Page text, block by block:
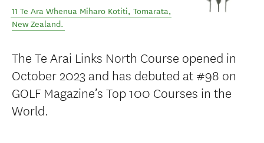
11 Te Ara Whenua Miharo Kotiti, Tomarata,
New Zealand.
The Te Arai Links North Course opened in
October 2023 and has debuted at #98 on
GOLF Magazine’s Top 100 Courses in the
World.